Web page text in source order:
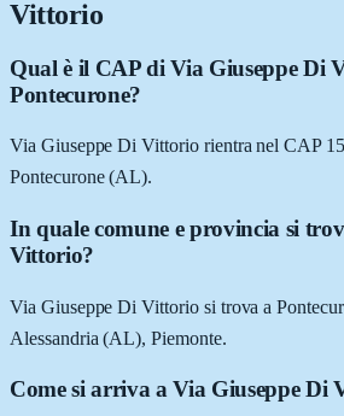
Vittorio
Qual è il CAP di Via Giuseppe Di
Pontecurone?
Via Giuseppe Di Vittorio rientra nel CAP
Pontecurone (AL).
In quale comune e provincia si
Vittorio?
Via Giuseppe Di Vittorio si trova a
Alessandria (AL), Piemonte.
Come si arriva a Via Giuseppe Di